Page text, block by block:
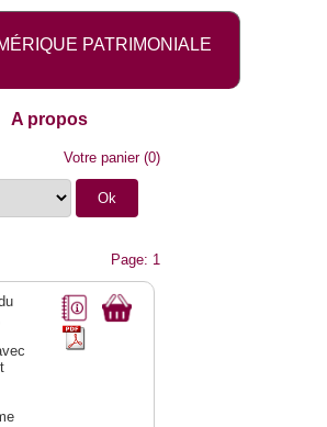
PATRIMONIALE
A propos
Votre panier(0)
Page: 1